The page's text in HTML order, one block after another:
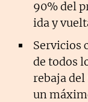
90% del
ida y
Servicios
de todos
rebaja
un